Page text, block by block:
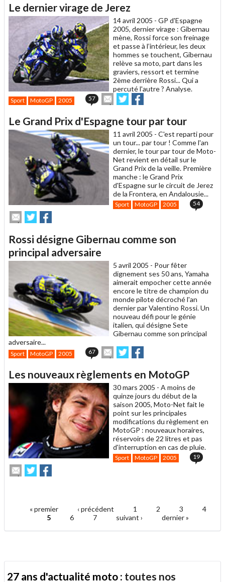
à
un
ami
Le dernier virage de Jerez
14 avril 2005 - GP d'Espagne
2005, dernier virage : Gibernau
mène, Rossi force son freinage
et passe à l’intérieur, les deux
hommes se touchent, Gibernau
relève sa moto, part dans les
graviers, ressort et termine
2ème derrière Rossi... Qui a
percuté l'autre ? Analyse.
Sport MotoGP 2005 57
Envoyer
cet
à
un
ami
Partager
sur sur
Le Grand Prix d'Espagne tour par tour
11 avril 2005 - C'est reparti pour
un tour... par tour ! Comme l'an
dernier, le tour par tour de Moto-
Net revient en détail sur le
Grand Prix de la veille. Première
manche : le Grand Prix
d'Espagne sur le circuit de Jerez
de la Frontera, en Andalousie...
Sport MotoGP 2005 54
Envoyer
cet
à
un
ami
Partager
sur
sur
Rossi désigne Gibernau comme son
principal adversaire
5 avril 2005 - Pour fêter
dignement ses 50 ans, Yamaha
aimerait empocher cette année
encore le titre de champion du
monde pilote décroché l'an
dernier par Valentino Rossi. Un
nouveau défi pour le génie
italien, qui désigne Sete
Gibernau comme son principal
adversaire...
Sport MotoGP 2005 67
Envoyer
cet
à
un
ami
Partager
sur sur
Les nouveaux règlements en MotoGP
30 mars 2005 - A moins de
quinze jours du début de la
saison 2005, Moto-Net fait le
point sur les principales
modifications du règlement en
MotoGP : nouveaux horaires,
réservoirs de 22 litres et pas
d'interruption en cas de pluie.
Sport MotoGP 2005 19
Envoyer
cet
Partager
sur
sur
Pages« premier ‹ précédent 1 2 3
4
5
6 7 suivant › dernier »
27 ans d'actualité moto : toutes nos